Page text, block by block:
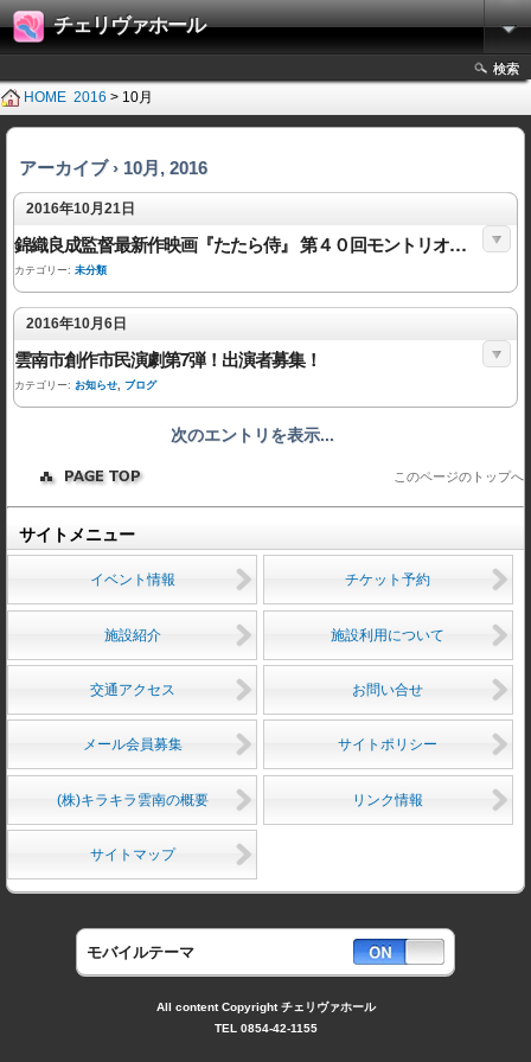
チェリヴァホール
検索
HOME 2016 > 10月
アーカイブ › 10月, 2016
2016年10月21日
錦織良成監督最新作映画『たたら侍』 第４０回モントリオール世界映画祭最優秀芸術賞受賞記念
カテゴリー: 未分類
2016年10月6日
雲南市創作市民演劇第7弾！出演者募集！
カテゴリー: お知らせ, ブログ
次のエントリを表示...
このページのトップへ
サイトメニュー
イベント情報 チケット予約
施設紹介 施設利用について
交通アクセス お問い合せ
メール会員募集 サイトポリシー
(株)キラキラ雲南の概要 リンク情報
サイトマップ
モバイルテーマ
All content Copyright チェリヴァホール
TEL 0854-42-1155